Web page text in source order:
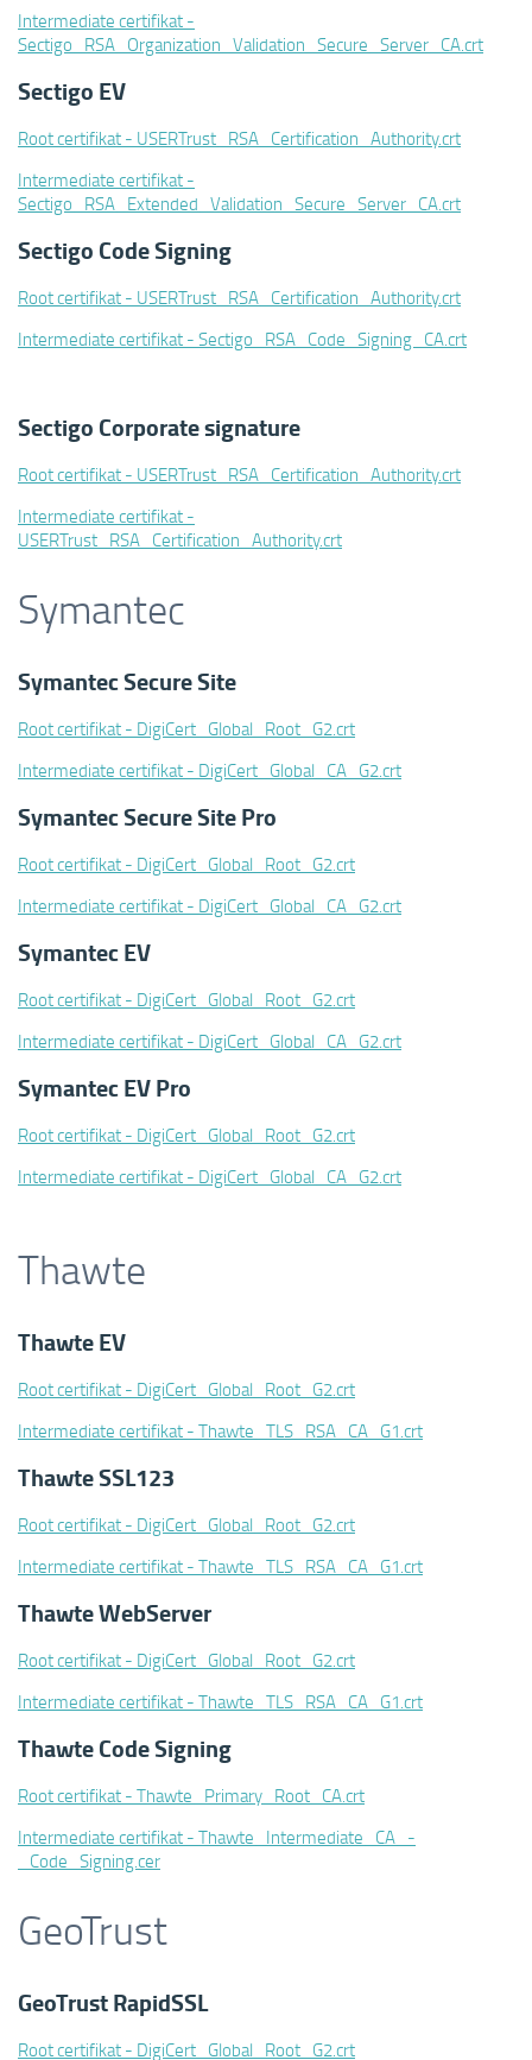
Intermediate certifikat -
Sectigo_RSA_Organization_Validation_Secure_Server_CA.crt
Sectigo EV
Root certifikat - USERTrust_RSA_Certification_Authority.crt
Intermediate certifikat -
Sectigo_RSA_Extended_Validation_Secure_Server_CA.crt
Sectigo Code Signing
Root certifikat - USERTrust_RSA_Certification_Authority.crt
Intermediate certifikat - Sectigo_RSA_Code_Signing_CA.crt
Sectigo Corporate signature
Root certifikat - USERTrust_RSA_Certification_Authority.crt
Intermediate certifikat -
USERTrust_RSA_Certification_Authority.crt
Symantec
Symantec Secure Site
Root certifikat - DigiCert_Global_Root_G2.crt
Intermediate certifikat - DigiCert_Global_CA_G2.crt
Symantec Secure Site Pro
Root certifikat - DigiCert_Global_Root_G2.crt
Intermediate certifikat - DigiCert_Global_CA_G2.crt
Symantec EV
Root certifikat - DigiCert_Global_Root_G2.crt
Intermediate certifikat - DigiCert_Global_CA_G2.crt
Symantec EV Pro
Root certifikat - DigiCert_Global_Root_G2.crt
Intermediate certifikat - DigiCert_Global_CA_G2.crt
Thawte
Thawte EV
Root certifikat - DigiCert_Global_Root_G2.crt
Intermediate certifikat - Thawte_TLS_RSA_CA_G1.crt
Thawte SSL123
Root certifikat - DigiCert_Global_Root_G2.crt
Intermediate certifikat - Thawte_TLS_RSA_CA_G1.crt
Thawte WebServer
Root certifikat - DigiCert_Global_Root_G2.crt
Intermediate certifikat - Thawte_TLS_RSA_CA_G1.crt
Thawte Code Signing
Root certifikat - Thawte_Primary_Root_CA.crt
Intermediate certifikat - Thawte_Intermediate_CA_-
_Code_Signing.cer
GeoTrust
GeoTrust RapidSSL
Root certifikat - DigiCert_Global_Root_G2.crt